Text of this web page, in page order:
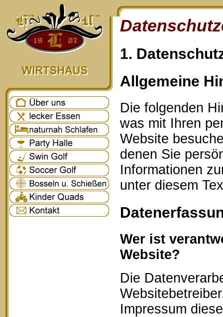
1.
Allgemeine
Die folgenden
was mit Ihren
Website
denen Sie
Informationen
unter diesem
Wer ist
Website?
Die
Impressum